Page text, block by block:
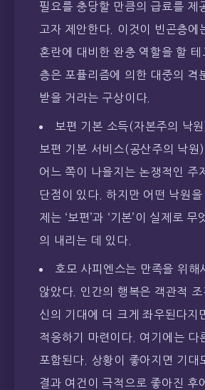
필요를 충당할 만큼의 급료를 제
고자 제안한다. 이것이 빈곤층에
혼란에 대비한 완충 역할을 할
층은 포퓰리즘에 의한 대중의 격
받을 거라는 구상이다.
보편 기본 소득(자본주의 낙
보편 기본 서비스(공산주의 낙원
어느 쪽이 나을지는 논쟁적인 주
단점이 있다. 하지만 어떤 낙원
제는 ‘보편’과 ‘기본’이 실제로
의 내리는 데 있다.
호모 사피엔스는 만족을 위해
않았다. 인간의 행복은 객관적
신의 기대에 더 크게 좌우된다지
적응하기 마련이다. 여기에는 다
포함된다. 상황이 좋아지면 기대
결과 여건이 극적으로 좋아진 후